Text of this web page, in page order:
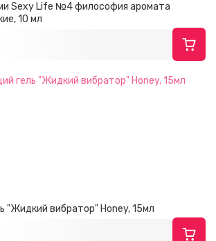
Sexy Life №4 философия аромата
10 мл
"Жидкий вибратор" Honey, 15мл